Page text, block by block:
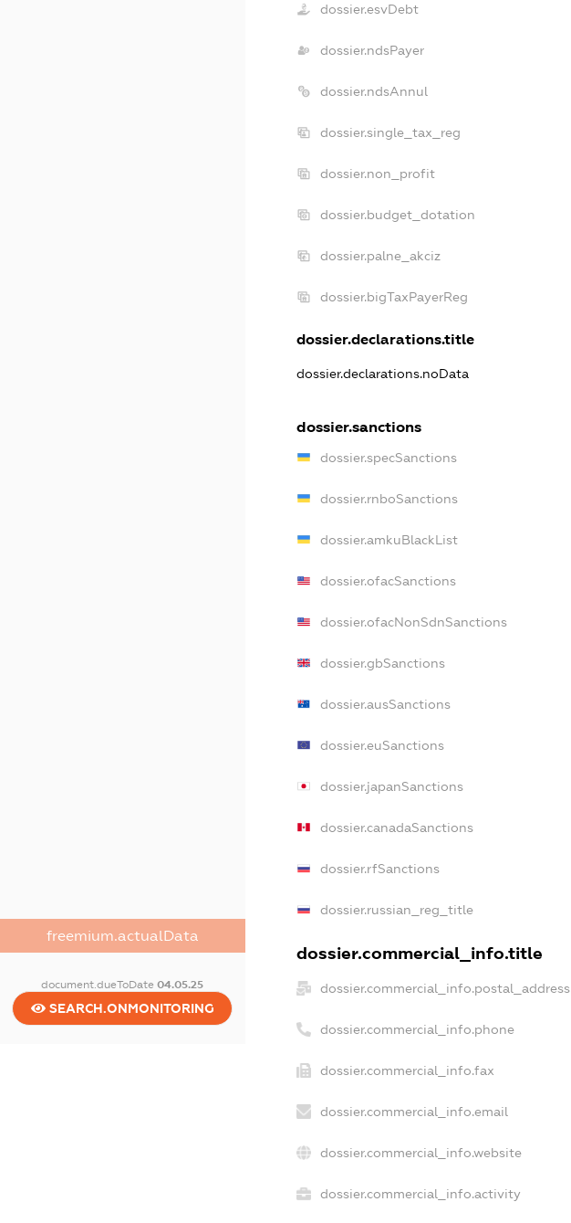
freemium.actualData
document.dueToDate04.05.25
SEARCH.ONMONITORING
dossier.esvDebt
dossier.ndsPayer
dossier.ndsAnnul
dossier.single_tax_reg
dossier.non_profit
dossier.budget_dotation
dossier.palne_akciz
dossier.bigTaxPayerReg
dossier.declarations.title
dossier.declarations.noData
dossier.sanctions
dossier.specSanctions
dossier.rnboSanctions
dossier.amkuBlackList
dossier.ofacSanctions
dossier.ofacNonSdnSanctions
dossier.gbSanctions
dossier.ausSanctions
dossier.euSanctions
dossier.japanSanctions
dossier.canadaSanctions
dossier.rfSanctions
dossier.russian_reg_title
dossier.commercial_info.title
dossier.commercial_info.postal_address
dossier.commercial_info.phone
dossier.commercial_info.fax
dossier.commercial_info.email
dossier.commercial_info.website
dossier.commercial_info.activity